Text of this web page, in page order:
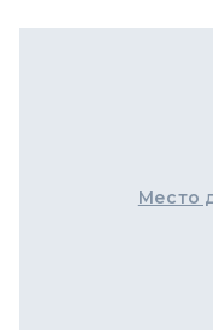
Место